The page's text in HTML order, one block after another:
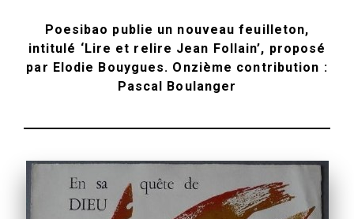
Poesibao publie un nouveau feuilleton,
intitulé ‘Lire et relire Jean Follain’, proposé
par Elodie Bouygues. Onzième contribution :
Pascal Boulanger